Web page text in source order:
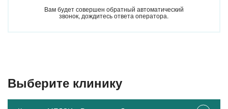
Вам будет совершен обратный автоматический
звонок, дождитесь ответа оператора.
Выберите клинику